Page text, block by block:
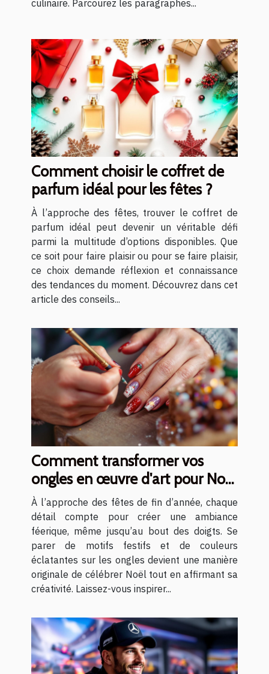
culinaire. Parcourez les paragraphes...
Comment choisir le coffret de
parfum idéal pour les fêtes ?
À l’approche des fêtes, trouver le coffret de
parfum idéal peut devenir un véritable défi
parmi la multitude d’options disponibles. Que
ce soit pour faire plaisir ou pour se faire plaisir,
ce choix demande réflexion et connaissance
des tendances du moment. Découvrez dans cet
article des conseils...
Comment transformer vos
ongles en œuvre d'art pour Noël
?
À l’approche des fêtes de fin d’année, chaque
détail compte pour créer une ambiance
féerique, même jusqu’au bout des doigts. Se
parer de motifs festifs et de couleurs
éclatantes sur les ongles devient une manière
originale de célébrer Noël tout en affirmant sa
créativité. Laissez-vous inspirer...